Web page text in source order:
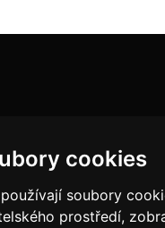
cookies
soubory
prostředí,